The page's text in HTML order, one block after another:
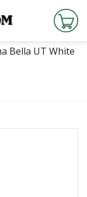
Bella UT White